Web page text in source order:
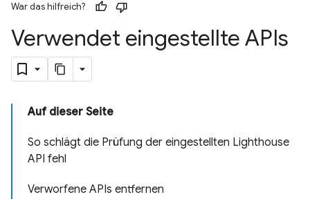
War das hilfreich?
Verwendet eingestellte APIs
Auf dieser Seite
So schlägt die Prüfung der eingestellten Lighthouse
API fehl
Verworfene APIs entfernen